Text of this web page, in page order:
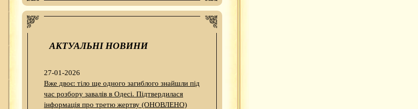
АКТУАЛЬНІ НОВИНИ
27-01-2026
Вже двоє: тіло ще одного загиблого знайшли під
час розбору завалів в Одесі. Підтвердилася
інформація про третю жертву (ОНОВЛЕНО)